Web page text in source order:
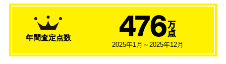
年間査定点数 476 万
点
2025年1月～2025年12月